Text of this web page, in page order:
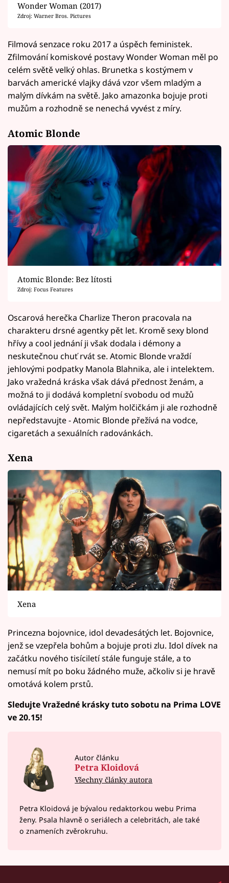
Wonder Woman (2017)
Zdroj: Warner Bros. Pictures
Filmová senzace roku 2017 a úspěch feministek.
Zfilmování komiskové postavy Wonder Woman měl po
celém světě velký ohlas. Brunetka s kostýmem v
barvách americké vlajky dává vzor všem mladým a
malým dívkám na světě. Jako amazonka bojuje proti
mužům a rozhodně se nenechá vyvést z míry.
Atomic Blonde
Atomic Blonde: Bez lítosti
Zdroj: Focus Features
Oscarová herečka Charlize Theron pracovala na
charakteru drsné agentky pět let. Kromě sexy blond
hřívy a cool jednání ji však dodala i démony a
neskutečnou chuť rvát se. Atomic Blonde vraždí
jehlovými podpatky Manola Blahnika, ale i intelektem.
Jako vražedná kráska však dává přednost ženám, a
možná to ji dodává kompletní svobodu od mužů
ovládajících celý svět. Malým holčičkám ji ale rozhodně
nepředstavujte - Atomic Blonde přežívá na vodce,
cigaretách a sexuálních radovánkách.
Xena
Xena
Princezna bojovnice, idol devadesátých let. Bojovnice,
jenž se vzepřela bohům a bojuje proti zlu. Idol dívek na
začátku nového tisíciletí stále funguje stále, a to
nemusí mít po boku žádného muže, ačkoliv si je hravě
omotává kolem prstů.
Sledujte Vražedné krásky tuto sobotu na Prima LOVE
ve 20.15!
Autor článku
Petra Kloidová
Všechny články autora
Petra Kloidová je bývalou redaktorkou webu Prima
ženy. Psala hlavně o seriálech a celebritách, ale také
o znameních zvěrokruhu.